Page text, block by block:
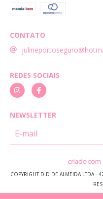
CONTATO
REDES SOCIAIS
NEWSLETTER
COPYRIGHT D D DE ALMEIDA LTDA